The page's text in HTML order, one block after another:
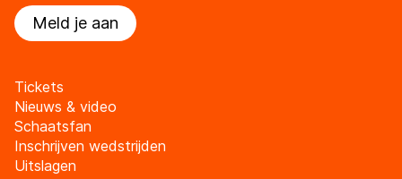
Meld je aan
Tickets
Nieuws & video
Schaatsfan
Inschrijven wedstrijden
Uitslagen